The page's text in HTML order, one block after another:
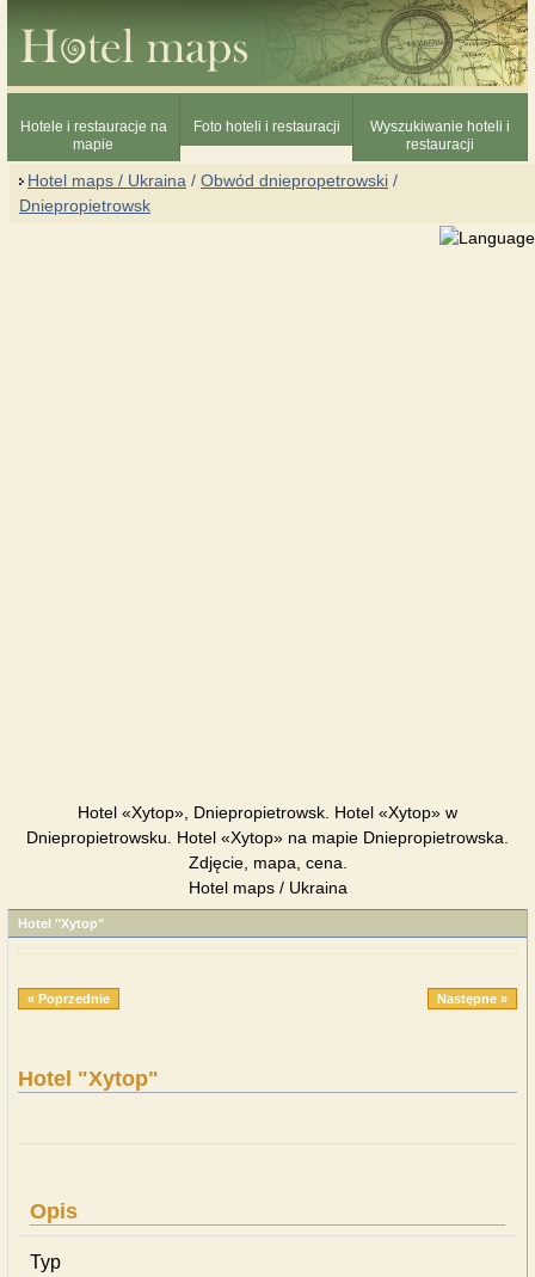
Hotele i restauracje na
mapie
Foto hoteli i restauracji
Wyszukiwanie hoteli i
restauracji
Hotel maps / Ukraina / Obwód dniepropetrowski /
Dniepropietrowsk
Hotel «Xytop», Dniepropietrowsk. Hotel «Xytop» w
Dniepropietrowsku. Hotel «Xytop» na mapie Dniepropietrowska.
Zdjęcie, mapa, cena.
Hotel maps / Ukraina
Hotel "Xytop"
« Poprzednie Następne »
Hotel "Xytop"
Opis
Typ